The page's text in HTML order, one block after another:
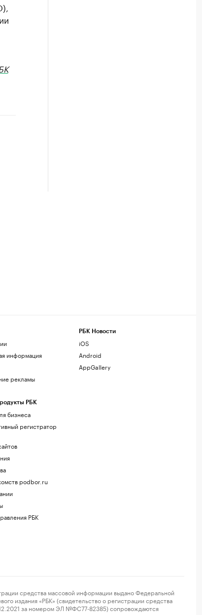
информация
рекламы
РБК
бизнеса
регистратор
podbor.ru
РБК
РБК Новости
iOS
Android
AppGallery
средства массовой информации выдано Федеральной
издания «РБК» (свидетельство о регистрации средства
за номером ЭЛ №ФС77-82385) сопровождаются